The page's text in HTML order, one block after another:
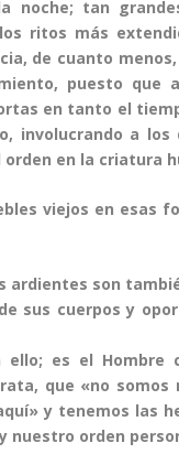
noche; tan
ritos más
de cuanto
puesto
en tanto el
a los
en la criatura
viejos en esas
ardientes son
sus cuerpos y
es el Hombre
que «no
y tenemos las
nuestro orden